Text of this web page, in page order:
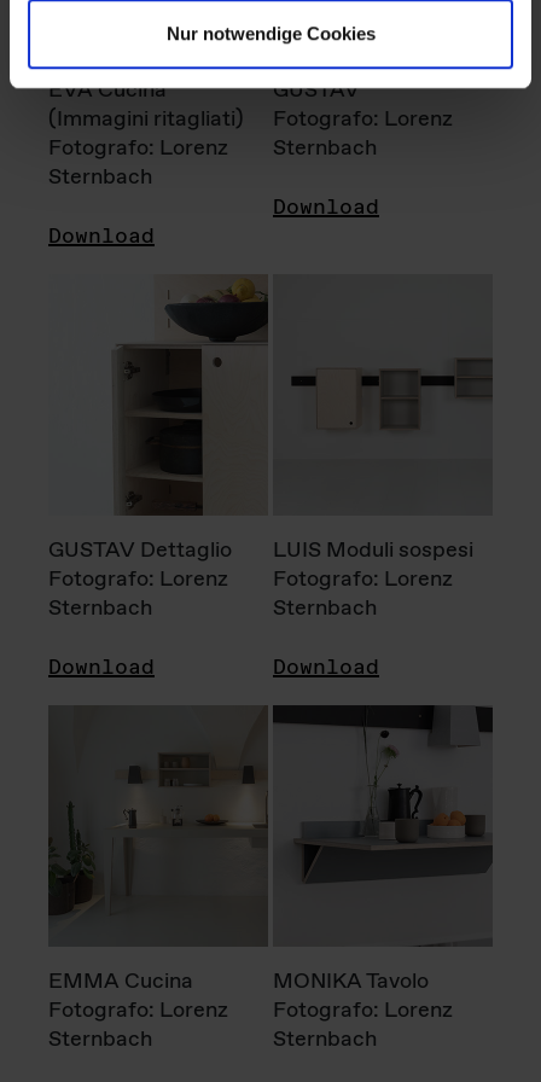
Nur notwendige Cookies
EVA Cucina
(Immagini ritagliati)
Fotografo: Lorenz
Sternbach
Download
GUSTAV
Fotografo: Lorenz
Sternbach
Download
GUSTAV Dettaglio
Fotografo: Lorenz
Sternbach
Download
LUIS Moduli sospesi
Fotografo: Lorenz
Sternbach
Download
EMMA Cucina
Fotografo: Lorenz
Sternbach
MONIKA Tavolo
Fotografo: Lorenz
Sternbach